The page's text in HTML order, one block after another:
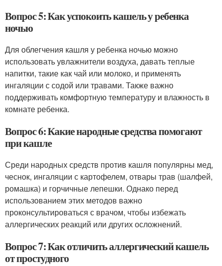
Вопрос 5: Как успокоить кашель у ребенка
ночью
Для облегчения кашля у ребенка ночью можно
использовать увлажнители воздуха, давать теплые
напитки, такие как чай или молоко, и применять
ингаляции с содой или травами. Также важно
поддерживать комфортную температуру и влажность в
комнате ребенка.
Вопрос 6: Какие народные средства помогают
при кашле
Среди народных средств против кашля популярны мед,
чеснок, ингаляции с картофелем, отвары трав (шалфей,
ромашка) и горчичные лепешки. Однако перед
использованием этих методов важно
проконсультироваться с врачом, чтобы избежать
аллергических реакций или других осложнений.
Вопрос 7: Как отличить аллергический кашель
от простудного